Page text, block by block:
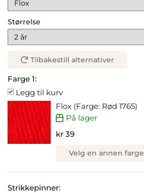
Størrelse
Tilbakestill alternativer
Farge 1:
Legg til kurv
Flox (Farge: Rød 1765)
På lager
kr 39
Velg en annen farge
Strikkepinner: